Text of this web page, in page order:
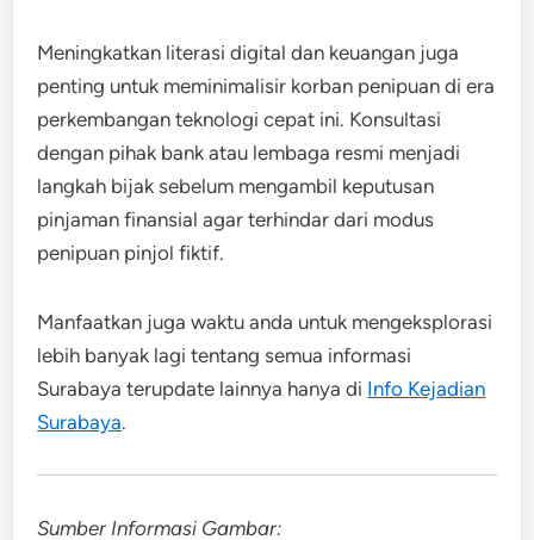
Meningkatkan literasi digital dan keuangan juga
penting untuk meminimalisir korban penipuan di era
perkembangan teknologi cepat ini. Konsultasi
dengan pihak bank atau lembaga resmi menjadi
langkah bijak sebelum mengambil keputusan
pinjaman finansial agar terhindar dari modus
penipuan pinjol fiktif.
Manfaatkan juga waktu anda untuk mengeksplorasi
lebih banyak lagi tentang semua informasi
Surabaya terupdate lainnya hanya di Info Kejadian
Surabaya.
Sumber Informasi Gambar: